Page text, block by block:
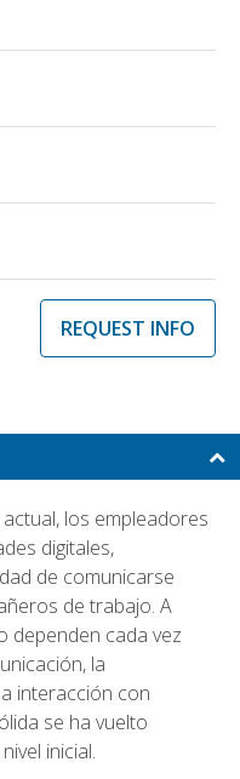
REQUEST INFO
los empleadores
digitales,
de comunicarse
de trabajo. A
dependen cada vez
la
interacción con
se ha vuelto
inicial.